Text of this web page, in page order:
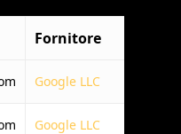
Fornitore
Google LLC
Google LLC